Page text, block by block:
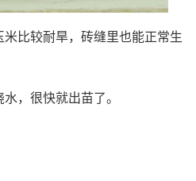
比较耐旱，砖缝里也能正常生
，很快就出苗了。